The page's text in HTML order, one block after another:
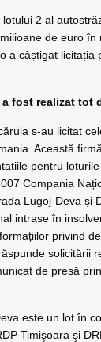
2 al
de euro
a câștigat
fost realizat tot
s-au licitat
Această
pentru
Compania
Lugoj-Deva și
intrase în
privind
solicitării
de presă
este un lot în
Timişoara şi